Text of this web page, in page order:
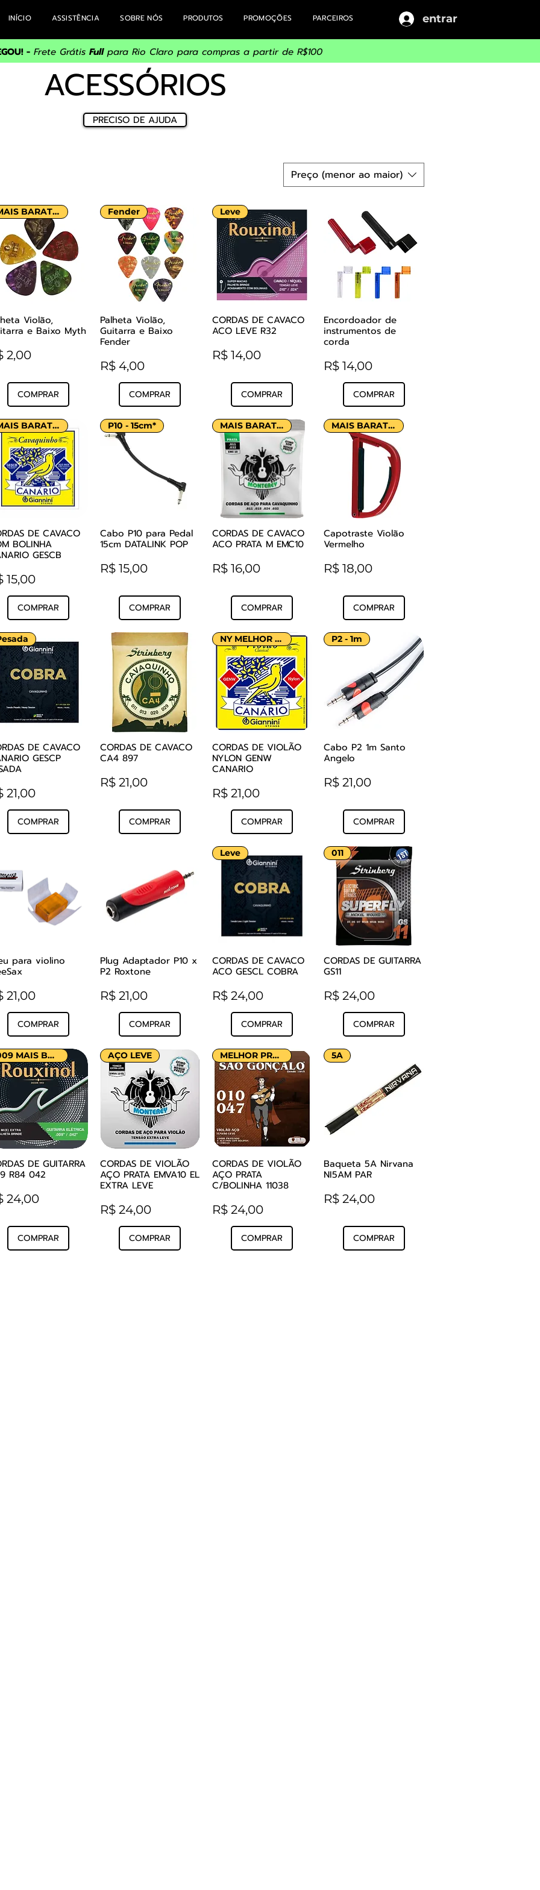
INÍCIO ASSISTÊNCIA SOBRE NÓS PRODUTOS PROMOÇÕES PARCEIROS entrar
- Frete Grátis Fullpara Rio Claro para compras a partir de R$100
ACESSÓRIOS
PRECISO DE AJUDA
Preço (menor ao maior)
Visualização rápida
MAIS BARATO!
Violão,
e Baixo Myth
2,00
COMPRAR
Visualização rápida
Fender
Palheta Violão,
Guitarra e Baixo
Fender
Preço
R$ 4,00
COMPRAR
Visualização rápida
Leve
CORDAS DE CAVACO
ACO LEVE R32
Preço
R$ 14,00
COMPRAR
Visualização rápida
Encordoador de
instrumentos de
corda
Preço
R$ 14,00
COMPRAR
Visualização rápida
MAIS BARATO!
DE CAVACO
BOLINHA
GESCB
15,00
COMPRAR
Visualização rápida
P10 - 15cm*
Cabo P10 para Pedal
15cm DATALINK POP
Preço
R$ 15,00
COMPRAR
Visualização rápida
MAIS BARATO!
CORDAS DE CAVACO
ACO PRATA M EMC10
Preço
R$ 16,00
COMPRAR
Visualização rápida
MAIS BARATO!
Capotraste Violão
Vermelho
Preço
R$ 18,00
COMPRAR
Visualização rápida
DE CAVACO
GESCP
21,00
COMPRAR
Visualização rápida
CORDAS DE CAVACO
CA4 897
Preço
R$ 21,00
COMPRAR
Visualização rápida
NY MELHOR PREÇO!
CORDAS DE VIOLÃO
NYLON GENW
CANARIO
Preço
R$ 21,00
COMPRAR
Visualização rápida
P2 - 1m
Cabo P2 1m Santo
Angelo
Preço
R$ 21,00
COMPRAR
Visualização rápida
para violino
21,00
COMPRAR
Visualização rápida
Plug Adaptador P10 x
P2 Roxtone
Preço
R$ 21,00
COMPRAR
Visualização rápida
Leve
CORDAS DE CAVACO
ACO GESCL COBRA
Preço
R$ 24,00
COMPRAR
Visualização rápida
011
CORDAS DE GUITARRA
GS11
Preço
R$ 24,00
COMPRAR
Visualização rápida
009 MAIS BARATO!
DE GUITARRA
R84 042
24,00
COMPRAR
Visualização rápida
AÇO LEVE
CORDAS DE VIOLÃO
AÇO PRATA EMVA10 EL
EXTRA LEVE
Preço
R$ 24,00
COMPRAR
Visualização rápida
MELHOR PREÇO!
CORDAS DE VIOLÃO
AÇO PRATA
C/BOLINHA 11038
Preço
R$ 24,00
COMPRAR
Visualização rápida
5A
Baqueta 5A Nirvana
NI5AM PAR
Preço
R$ 24,00
COMPRAR